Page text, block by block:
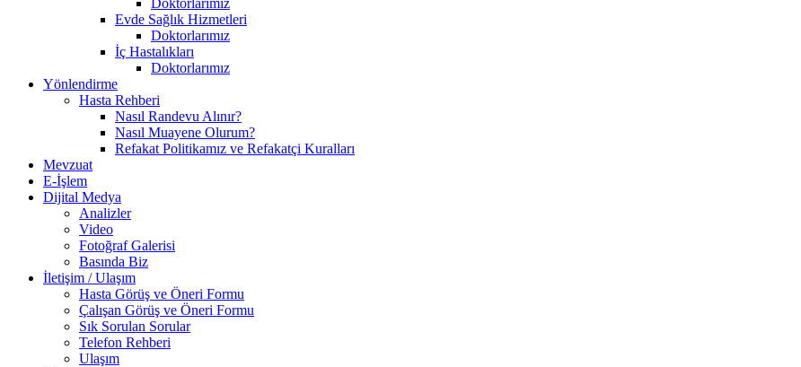
Evde Sağlık Hizmetleri
Doktorlarımız
İç Hastalıkları
Doktorlarımız
Yönlendirme
Hasta Rehberi
Nasıl Randevu Alınır?
Nasıl Muayene Olurum?
Refakat Politikamız ve Refakatçi Kuralları
Mevzuat
E-İşlem
Dijital Medya
Analizler
Video
Fotoğraf Galerisi
Basında Biz
İletişim / Ulaşım
Hasta Görüş ve Öneri Formu
Çalışan Görüş ve Öneri Formu
Sık Sorulan Sorular
Telefon Rehberi
Ulaşım